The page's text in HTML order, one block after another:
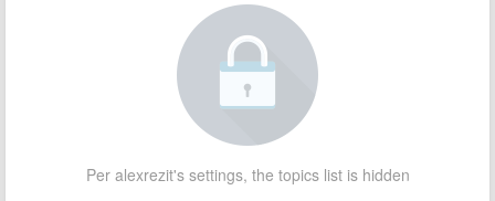
Per alexrezit's settings, the topics list is hidden